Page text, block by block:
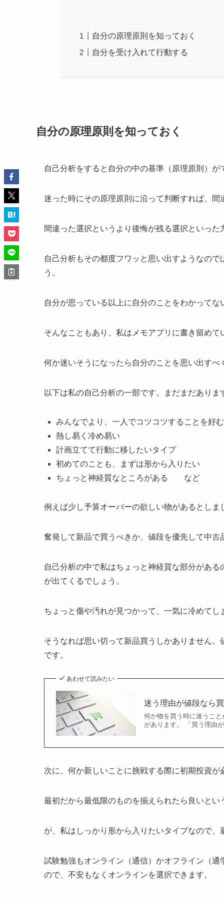
自分の原理原則を知っておく
自分を受け入れて行動する
自分の原理原則を知っておく
自己分析をすると自分の中の基準（原理原則）が
迷った時にその原理原則に沿って判断すれば、
間違った選択というより後悔が残る選択といった
自己分析もその都度フワッと思い出すようなの
う。
自分が思っている以上に自分のことをわかって
そんなこともあり、私はメモアプリに書き留めて
何か迷いそうになったら自分のことを思い出すべ
以下は私の自己分析の一部です。まだまだあり
みんなでより、一人でコツコツすることを好む
熱し易く冷め易い
計画立てて行動に移したいタイプ
初めてのことも、まずは形から入りたい
ちょっと神経質なところがある など
例えば少し予算オーバーの欲しい物があるとしま
奮発して新品で買うべきか、値段を優先して中古
自己分析の中で私はちょっと神経質な部分があ
が出てくるでしょう。
ちょっと傷や汚れが見つかって、一気に冷めて
そうなれば思い切って新品買うしかありません
です。
あわせて読みたい
迷う理由が値段なら
何か物を買う時に迷うこ
があります。 「買う理由
次に、何か新しいことに挑戦する際に初期投資
最初だから最低限のものを揃えられたら良いとい
が、私はしっかり形から入りたいタイプなので
試験勉強もオンライン（通信）かオフライン（
ので、不安もなくオンラインを選択できます。